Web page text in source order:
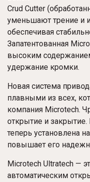
Crud Cutter
уменьшают трение и
обеспечивая
Запатентованная
высоким
удержание кромки.
Новая система
плавными из всех,
компания Microtech.
открытие и
теперь установлена
повышает его
Microtech Ultratech —
автоматическим